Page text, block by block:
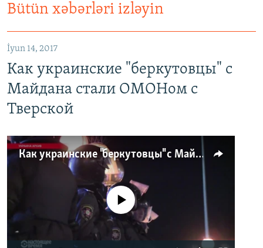
Bütün xəbərləri izləyin
İyun 14, 2017
Как украинские "беркутовцы" с
Майдана стали ОМОНом с
Тверской
Как украинские "беркутовцы" с Майдана стали ОМОНом с Тверской
No media source currently available